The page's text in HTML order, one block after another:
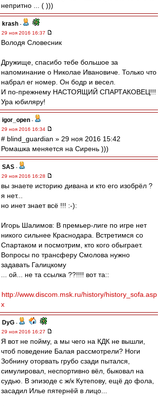
непритно ... ( )))
krash -
29 ноя 2016 16:37
Володя Словесник
Дружище, спасибо тебе большое за
напоминание о Николае Ивановиче. Только что
набрал ег номер. Он бодр и весел.
И по-прежнему НАСТОЯЩИЙ СПАРТАКОВЕЦ!!!
Ура юбиляру!
igor_open -
29 ноя 2016 16:34
# blind_guardian » 29 ноя 2016 15:42
Ромашка меняется на Сирень )))
SAS -
29 ноя 2016 16:28
вы знаете историю дивана и кто его изобрёл ?
я нет...
но инет знает всё !!! :-):
Игорь Шалимов: В премьер-лиге по игре нет
никого сильнее Краснодара. Встретимся со
Спартаком и посмотрим, кто кого обыграет.
Вопросы по трансферу Смолова нужно
задавать Галицкому
... ой... не та ссылка ??!!!! вот та::
http://www.discom.msk.ru/history/history_sofa.asp
x
DyG -
29 ноя 2016 16:27
Я вот не пойму, а мы чего на КДК не вышли,
чтоб поведение Балая рассмотрели? Ноги
Зобнину оторвать грубо сзади пытался,
симулировал, неспортивно вёл, быковал на
судью. В эпизоде с ж/к Кутепову, ещё до фола,
засадил Илье пятернёй в лицо...